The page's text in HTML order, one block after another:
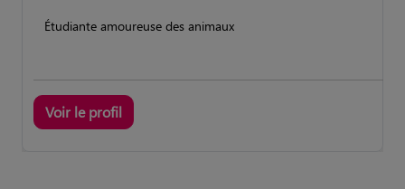
Étudiante amoureuse des animaux
Voir le profil